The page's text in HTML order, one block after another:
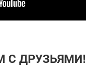
С ДРУЗЬЯМИ!